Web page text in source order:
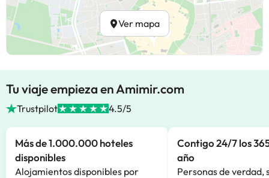
Ver mapa
Tu viaje empieza en Amimir.com
Trustpilot 4.5/5
Más de 1.000.000 hoteles
disponibles
Alojamientos disponibles por
Contigo 24/7 los
año
Personas de verdad,